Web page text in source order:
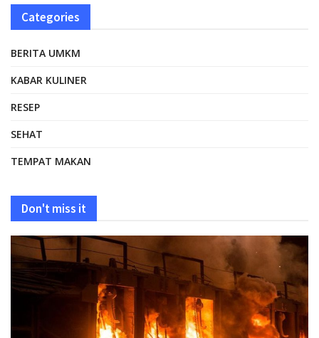
Categories
BERITA UMKM
KABAR KULINER
RESEP
SEHAT
TEMPAT MAKAN
Don't miss it